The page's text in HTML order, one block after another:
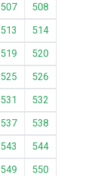
507
508
513
514
519
520
525
526
531
532
537
538
543
544
549
550